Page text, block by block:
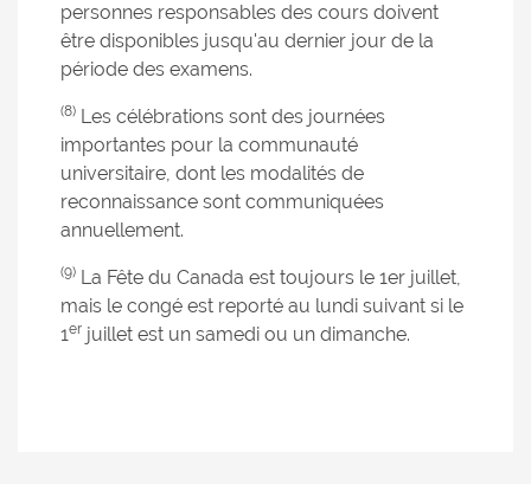
personnes responsables des cours doivent
être disponibles jusqu'au dernier jour de la
période des examens.
(8) Les célébrations sont des journées
importantes pour la communauté
universitaire, dont les modalités de
reconnaissance sont communiquées
annuellement.
(9) La Fête du Canada est toujours le 1er juillet,
mais le congé est reporté au lundi suivant si le
1er juillet est un samedi ou un dimanche.